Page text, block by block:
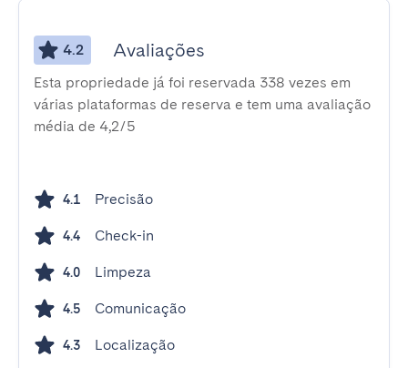
4.2 Avaliações
Esta propriedade já foi reservada 338 vezes em
várias plataformas de reserva e tem uma avaliação
média de 4,2/5
4.1 Precisão
4.4 Check-in
4.0 Limpeza
4.5 Comunicação
4.3 Localização